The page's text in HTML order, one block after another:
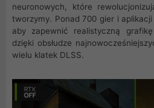
neuronowych, które
tworzymy. Ponad 700 gier i
aby zapewnić realistyczną
dzięki obsłudze
wielu klatek DLSS.